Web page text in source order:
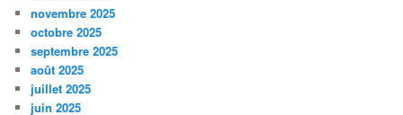
novembre 2025
octobre 2025
septembre 2025
août 2025
juillet 2025
juin 2025